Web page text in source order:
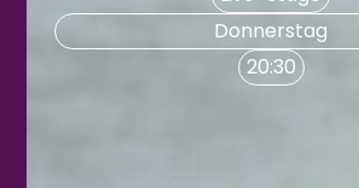
Donnerstag
20:30